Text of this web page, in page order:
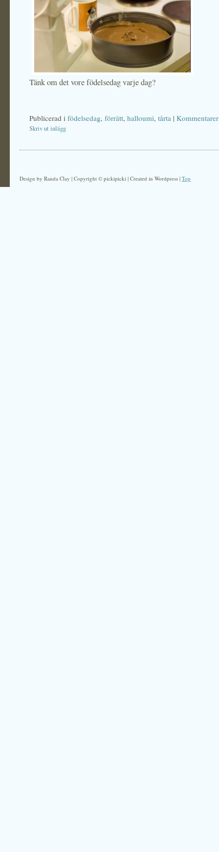
Tänk om det vore födelsedag varje dag?
Publicerad i födelsedag, förrätt, halloumi, tårta |
Skriv ut inlägg
Design by Randa Clay | Copyright © pickipicki | Created in Wordpress | Top